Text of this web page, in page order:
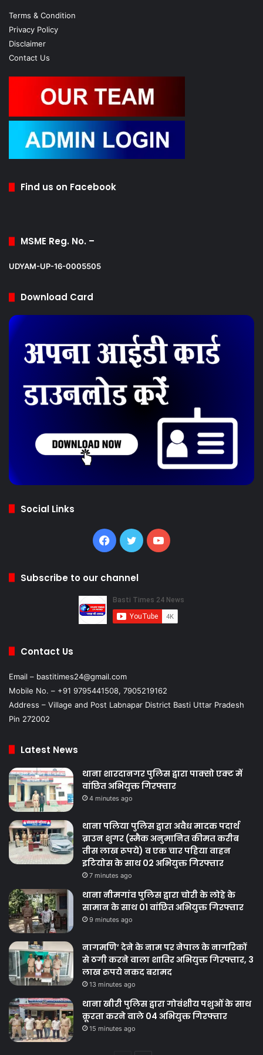
Terms & Condition
Privacy Policy
Disclaimer
Contact Us
Find us on Facebook
MSME Reg. No. –
UDYAM-UP-16-0005505
Download Card
Social Links
Facebook
TwitterYouTube
Subscribe to our channel
Contact Us
Email – bastitimes24@gmail.com
Mobile No. – +91 9795441508, 7905219162
Address – Village and Post Labnapar District Basti Uttar Pradesh
Pin 272002
Latest News
थाना शारदानगर पुलिस द्वारा पाक्सो एक्ट में
वांछित अभियुक्त गिरफ्तार
4 minutes ago
थाना पलिया पुलिस द्वारा अवैध मादक पदार्थ
ब्राउन शुगर (स्मैक अनुमानित कीमत करीब
तीस लाख रूपये) व एक चार पहिया वाहन
इटियोस के साथ 02 अभियुक्त गिरफ्तार
7 minutes ago
थाना नीमगांव पुलिस द्वारा चोरी के लोहे के
सामान के साथ 01 वांछित अभियुक्त गिरफ्तार
9 minutes ago
नागमणि’ देने के नाम पर नेपाल के नागरिकों
से ठगी करने वाला शातिर अभियुक्त गिरफ्तार, 3
लाख रुपये नकद बरामद
13 minutes ago
थाना खीरी पुलिस द्वारा गोवंशीय पशुओं के साथ
क्रूरता करने वाले 04 अभियुक्त गिरफ्तार
15 minutes ago